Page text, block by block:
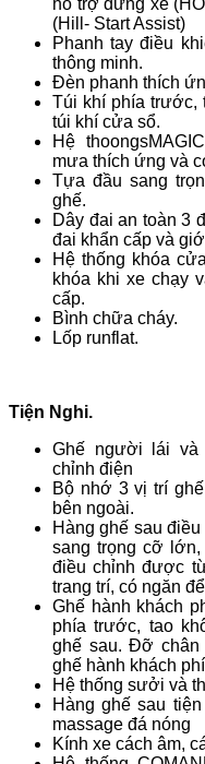
hỗ trợ dừng xe
(Hill- Start Assist)
Phanh tay điều
thông minh.
Đèn phanh thích
Túi khí phía trước,
túi khí cửa sổ.
Hệ
mưa thích ứng và
Tựa đầu sang
ghế.
Dây đai an toàn 3
đai khẩn cấp và
Hệ thống khóa
khóa khi xe chạy
cấp.
Bình chữa cháy.
Lốp runflat.
Tiện Nghi.
Ghế người lái và
chỉnh điện
Bộ nhớ 3 vị trí
bên ngoài.
Hàng ghế sau
sang trọng cỡ
điều chỉnh được
trang trí, có ngăn
Ghế hành khách
phía trước, tao
ghế sau. Đỡ chân
ghế hành khách
Hệ thống sưởi và
Hàng ghế sau
massage đá nóng
Kính xe cách âm,